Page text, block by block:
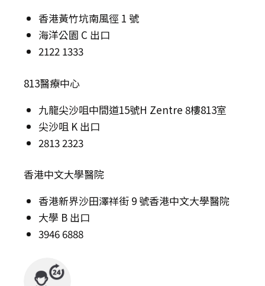
香港黃竹坑南風徑 1 號
海洋公園 C 出口
2122 1333
813醫療中心
九龍尖沙咀中間道15號H Zentre 8樓813室
尖沙咀 K 出口
2813 2323
香港中文大學醫院
香港新界沙田澤祥街 9 號香港中文大學醫院
大學 B 出口
3946 6888